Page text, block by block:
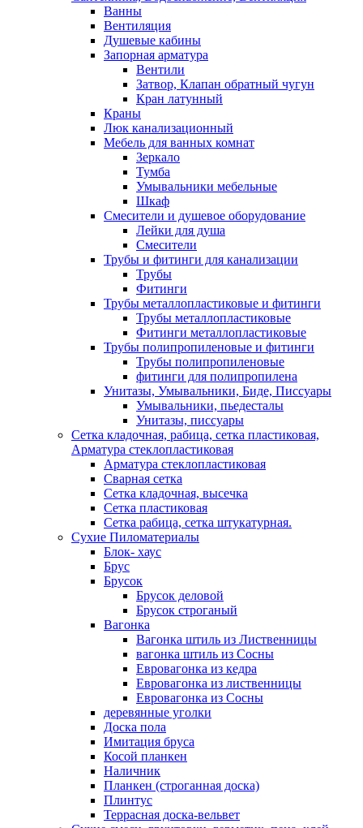
Ванны
Вентиляция
Душевые кабины
Запорная арматура
Вентили
Затвор, Клапан обратный чугун
Кран латунный
Краны
Люк канализационный
Мебель для ванных комнат
Зеркало
Тумба
Умывальники мебельные
Шкаф
Смесители и душевое оборудование
Лейки для душа
Смесители
Трубы и фитинги для канализации
Трубы
Фитинги
Трубы металлопластиковые и фитинги
Трубы металлопластиковые
Фитинги металлопластиковые
Трубы полипропиленовые и фитинги
Трубы полипропиленовые
фитинги для полипропилена
Унитазы, Умывальники, Биде, Писсуары
Умывальники, пьедесталы
Унитазы, писсуары
Сетка кладочная, рабица, сетка пластиковая,
Арматура стеклопластиковая
Арматура стеклопластиковая
Сварная сетка
Сетка кладочная, высечка
Сетка пластиковая
Сетка рабица, сетка штукатурная.
Сухие Пиломатериалы
Блок- хаус
Брус
Брусок
Брусок деловой
Брусок строганый
Вагонка
Вагонка штиль из Лиственницы
вагонка штиль из Сосны
Евровагонка из кедра
Евровагонка из лиственницы
Евровагонка из Сосны
деревянные уголки
Доска пола
Имитация бруса
Косой планкен
Наличник
Планкен (строганная доска)
Плинтус
Террасная доска-вельвет